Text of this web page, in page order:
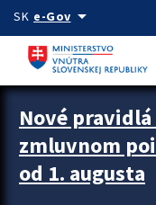
Preskocit na hlavný obsah
SK e-Govarrow_drop_down
Zastavit automatický posun
Nové
zmluvnom
od 1. augusta